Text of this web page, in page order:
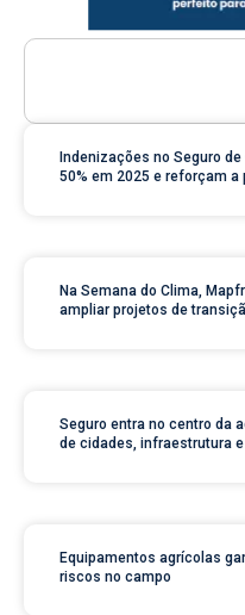
Indenizações no Seguro
50% em 2025 e reforçam
Na Semana do Clima,
ampliar projetos de
Seguro entra no centro da
de cidades, infraestrutura e
Equipamentos agrícolas
riscos no campo